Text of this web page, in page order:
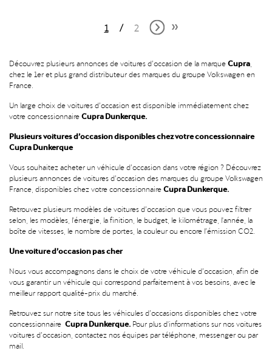
1 2
Découvrez plusieurs annonces de voitures d’occasion de la marqueCupra
chez le 1er et plus grand distributeur des marques du groupe Volkswagen en
France.
Un large choix de voitures d’occasion est disponible immédiatement chez
votre concessionnaireCupra Dunkerque.
Plusieurs voitures d’occasion disponibles chez votre concessionnaire
Cupra Dunkerque
Vous souhaitez acheter un véhicule d’occasion dans votre région ? Découvrez
plusieurs annonces de voitures d’occasion des marques du groupe Volkswagen
France, disponibles chez votre concessionnaireCupra Dunkerque.
Retrouvez plusieurs modèles de voitures d’occasion que vous pouvez filtrer
selon, les modèles, l'énergie, la finition, le budget, le kilométrage, l'année, la
boîte de vitesses, le nombre de portes, la couleur ou encore l’émission CO2.
Une voiture d’occasion pas cher
Nous vous accompagnons dans le choix de votre véhicule d’occasion, afin de
vous garantir un véhicule qui correspond parfaitement à vos besoins, avec le
meilleur rapport qualité-prix du marché.
Retrouvez sur notre site tous les véhicules d’occasions disponibles chez votre
concessionnaire Cupra Dunkerque. Pour plus d'informations sur nos voitures
voitures d’occasion, contactez nos équipes par téléphone, messenger ou par
mail.